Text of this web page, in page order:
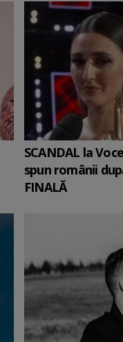
SCANDAL la
spun românii
FINALĂ